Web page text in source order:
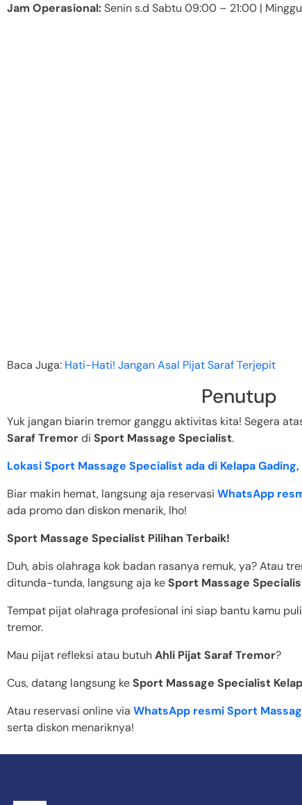
Jam Operasional:Senin s.d Sabtu 09:00 – 21:00 |
Baca Juga: Hati-Hati! Jangan Asal Pijat Saraf Terjepit
Penutup
Yuk jangan biarin tremor ganggu aktivitas kita! Segera
Saraf Tremordi Sport Massage Specialist.
Lokasi Sport Massage Specialist ada di Kelapa
Biar makin hemat, langsung aja reservasi WhatsApp
ada promo dan diskon menarik, lho!
Sport Massage Specialist Pilihan Terbaik!
Duh, abis olahraga kok badan rasanya remuk, ya? Atau
ditunda-tunda, langsung aja keSport Massage
Tempat pijat olahraga profesional ini siap bantu kamu
tremor.
Mau pijat refleksi atau butuhAhli Pijat Saraf Tremor?
Cus, datang langsung keSport Massage Specialist
Atau reservasi online via WhatsApp resmi Sport
serta diskon menariknya!